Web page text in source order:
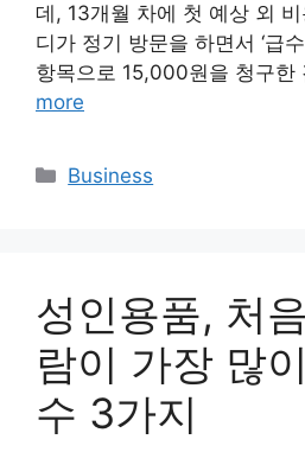
데, 13개월 차에 첫 예상 외
디가 정기 방문을 하면서 ‘급
항목으로 15,000원을 청구한
more
Categories
Business
성인용품, 처
람이 가장 많
수 3가지